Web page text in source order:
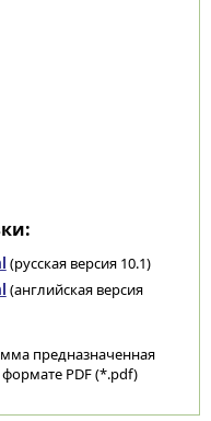
(русская версия 10.1)
(английская версия
предназначенная
PDF (*.pdf)